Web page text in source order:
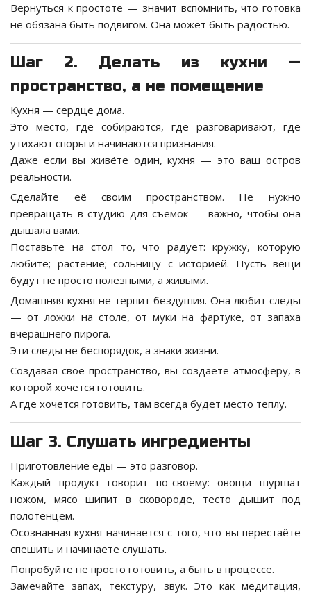
Вернуться к простоте — значит вспомнить, что готовка
не обязана быть подвигом. Она может быть радостью.
Шаг 2. Делать из кухни —
пространство, а не помещение
Кухня — сердце дома.
Это место, где собираются, где разговаривают, где
утихают споры и начинаются признания.
Даже если вы живёте один, кухня — это ваш остров
реальности.
Сделайте её своим пространством. Не нужно
превращать в студию для съёмок — важно, чтобы она
дышала вами.
Поставьте на стол то, что радует: кружку, которую
любите; растение; сольницу с историей. Пусть вещи
будут не просто полезными, а живыми.
Домашняя кухня не терпит бездушия. Она любит следы
— от ложки на столе, от муки на фартуке, от запаха
вчерашнего пирога.
Эти следы не беспорядок, а знаки жизни.
Создавая своё пространство, вы создаёте атмосферу, в
которой хочется готовить.
А где хочется готовить, там всегда будет место теплу.
Шаг 3. Слушать ингредиенты
Приготовление еды — это разговор.
Каждый продукт говорит по-своему: овощи шуршат
ножом, мясо шипит в сковороде, тесто дышит под
полотенцем.
Осознанная кухня начинается с того, что вы перестаёте
спешить и начинаете слушать.
Попробуйте не просто готовить, а быть в процессе.
Замечайте запах, текстуру, звук. Это как медитация,